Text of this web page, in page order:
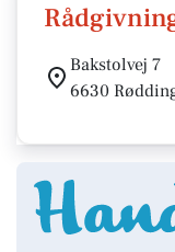
Bakstolvej 7
6630